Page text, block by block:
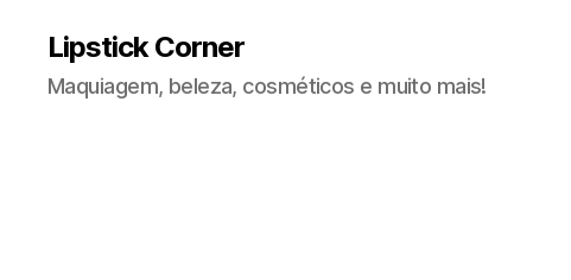
Lipstick Corner
Maquiagem, beleza, cosméticos e muito mais!